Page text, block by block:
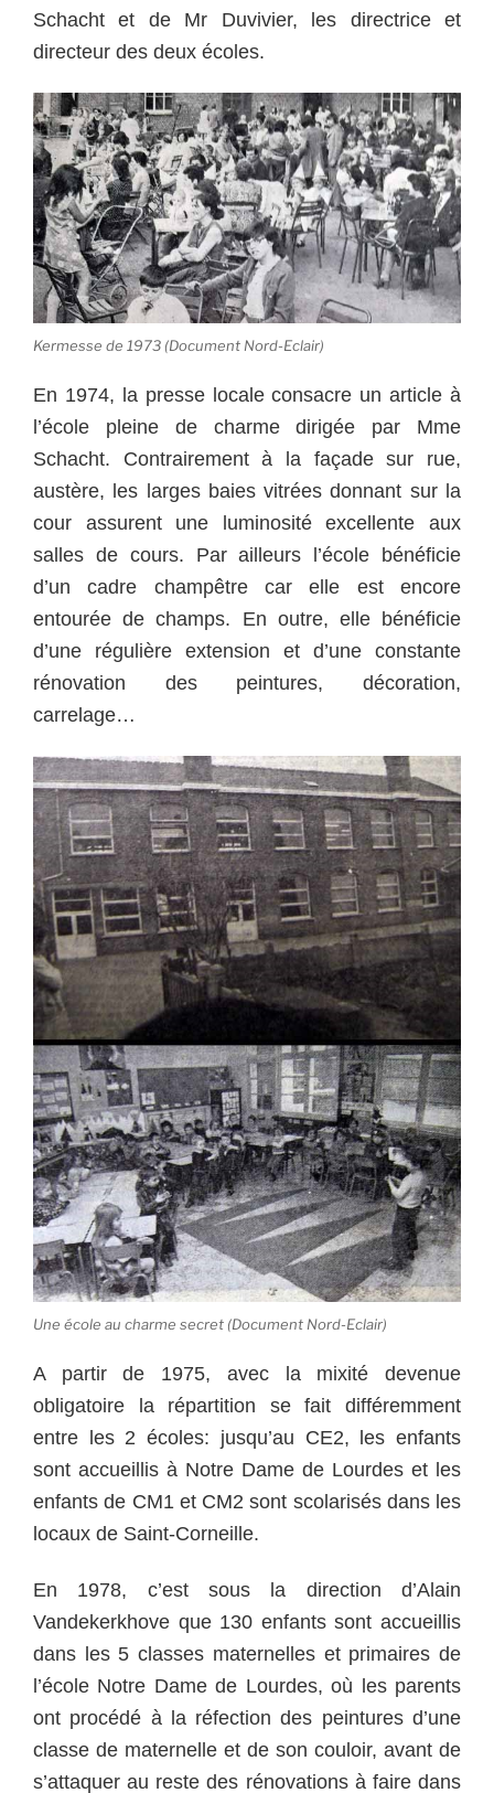
Schacht et de Mr Duvivier, les directrice et
directeur des deux écoles.
Kermesse de 1973 (Document Nord-Eclair)
En 1974, la presse locale consacre un article à
l’école pleine de charme dirigée par Mme
Schacht. Contrairement à la façade sur rue,
austère, les larges baies vitrées donnant sur la
cour assurent une luminosité excellente aux
salles de cours. Par ailleurs l’école bénéficie
d’un cadre champêtre car elle est encore
entourée de champs. En outre, elle bénéficie
d’une régulière extension et d’une constante
rénovation des peintures, décoration,
carrelage…
Une école au charme secret (Document Nord-Eclair)
A partir de 1975, avec la mixité devenue
obligatoire la répartition se fait différemment
entre les 2 écoles: jusqu’au CE2, les enfants
sont accueillis à Notre Dame de Lourdes et les
enfants de CM1 et CM2 sont scolarisés dans les
locaux de Saint-Corneille.
En 1978, c’est sous la direction d’Alain
Vandekerkhove que 130 enfants sont accueillis
dans les 5 classes maternelles et primaires de
l’école Notre Dame de Lourdes, où les parents
ont procédé à la réfection des peintures d’une
classe de maternelle et de son couloir, avant de
s’attaquer au reste des rénovations à faire dans